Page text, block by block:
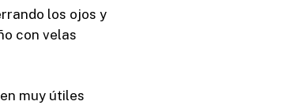
los ojos y
con velas
muy útiles